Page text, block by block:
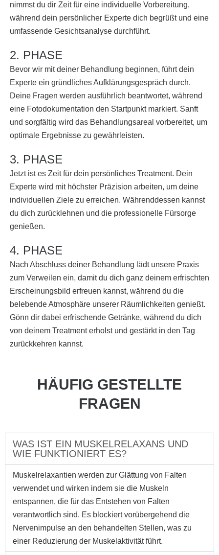
nimmst du dir Zeit für eine individuelle Vorbereitung,
während dein persönlicher Experte dich begrüßt und eine
umfassende Gesichtsanalyse durchführt.
2. PHASE
Bevor wir mit deiner Behandlung beginnen, führt dein
Experte ein gründliches Aufklärungsgespräch durch.
Deine Fragen werden ausführlich beantwortet, während
eine Fotodokumentation den Startpunkt markiert. Sanft
und sorgfältig wird das Behandlungsareal vorbereitet, um
optimale Ergebnisse zu gewährleisten.
3. PHASE
Jetzt ist es Zeit für dein persönliches Treatment. Dein
Experte wird mit höchster Präzision arbeiten, um deine
individuellen Ziele zu erreichen. Währenddessen kannst
du dich zurücklehnen und die professionelle Fürsorge
genießen.
4. PHASE
Nach Abschluss deiner Behandlung lädt unsere Praxis
zum Verweilen ein, damit du dich ganz deinem erfrischten
Erscheinungsbild erfreuen kannst, während du die
belebende Atmosphäre unserer Räumlichkeiten genießt.
Gönn dir dabei erfrischende Getränke, während du dich
von deinem Treatment erholst und gestärkt in den Tag
zurückkehren kannst.
HÄUFIG GESTELLTE
FRAGEN
WAS IST EIN MUSKELRELAXANS UND
WIE FUNKTIONIERT ES?
Muskelrelaxantien werden zur Glättung von Falten
verwendet und wirken indem sie die Muskeln
entspannen, die für das Entstehen von Falten
verantwortlich sind. Es blockiert vorübergehend die
Nervenimpulse an den behandelten Stellen, was zu
einer Reduzierung der Muskelaktivität führt.